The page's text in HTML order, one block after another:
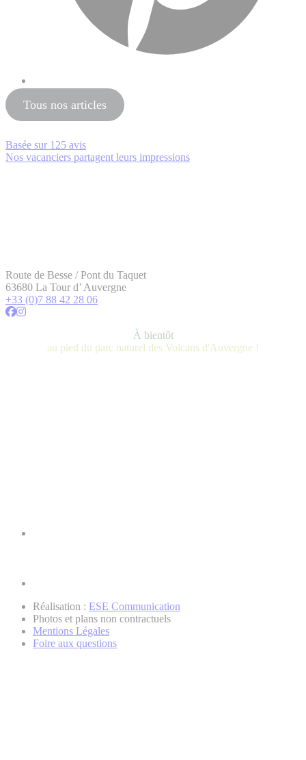
Tous nos articles
Basée sur 125 avis
Nos vacanciers partagent leurs impressions
Route de Besse / Pont du Taquet
63680 La Tour d’ Auvergne
+33 (0)7 88 42 28 06
À bientôt
au pied du parc naturel des Volcans d'Auvergne !
Réalisation : ESE Communication
Photos et plans non contractuels
Mentions Légales
Foire aux questions